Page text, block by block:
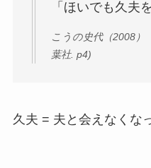
「ほいでも久夫を
こうの史代（2008）
葉社. p4)
久夫 = 夫と会えなくな